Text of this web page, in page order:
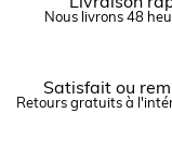
Nous livrons 48
Satisfait ou
Retours gratuits à